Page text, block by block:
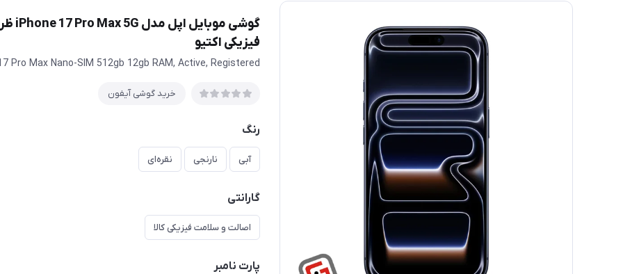
فیزیکی اکتیو
Pro Max Nano-SIM 512gb 12gb RAM, Active, Registered
خرید گوشی آیفون
رنگ
آبی نارنجی نقره‌ای
گارانتی
اصالت و سلامت فیزیکی کالا
پارت نامبر